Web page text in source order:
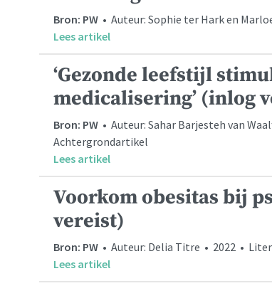
Bron: PW • Auteur: Sophie ter Hark en
Lees artikel
‘Gezonde leefstijl
medicalisering’ (inlog
Bron: PW • Auteur: Sahar Barjesteh van
Achtergrondartikel
Lees artikel
Voorkom obesitas bij
vereist)
Bron: PW • Auteur: Delia Titre • 2022 •
Lees artikel